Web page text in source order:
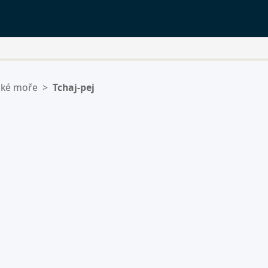
moře > Tchaj-pej